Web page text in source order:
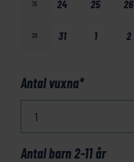
35 24 25 26
36 31 1 2
Antal vuxna*
Antal barn 2-11 år